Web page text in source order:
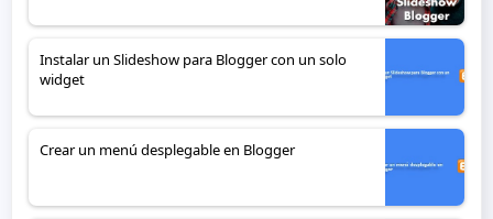
Instalar un Slideshow para Blogger con un solo
widget
Crear un menú desplegable en Blogger